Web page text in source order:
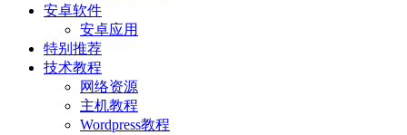
安卓软件
安卓应用
特别推荐
技术教程
网络资源
主机教程
Wordpress教程